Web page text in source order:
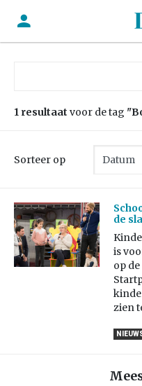
1 resultaat voor de tag
Sorteer op
de
is
op
zien